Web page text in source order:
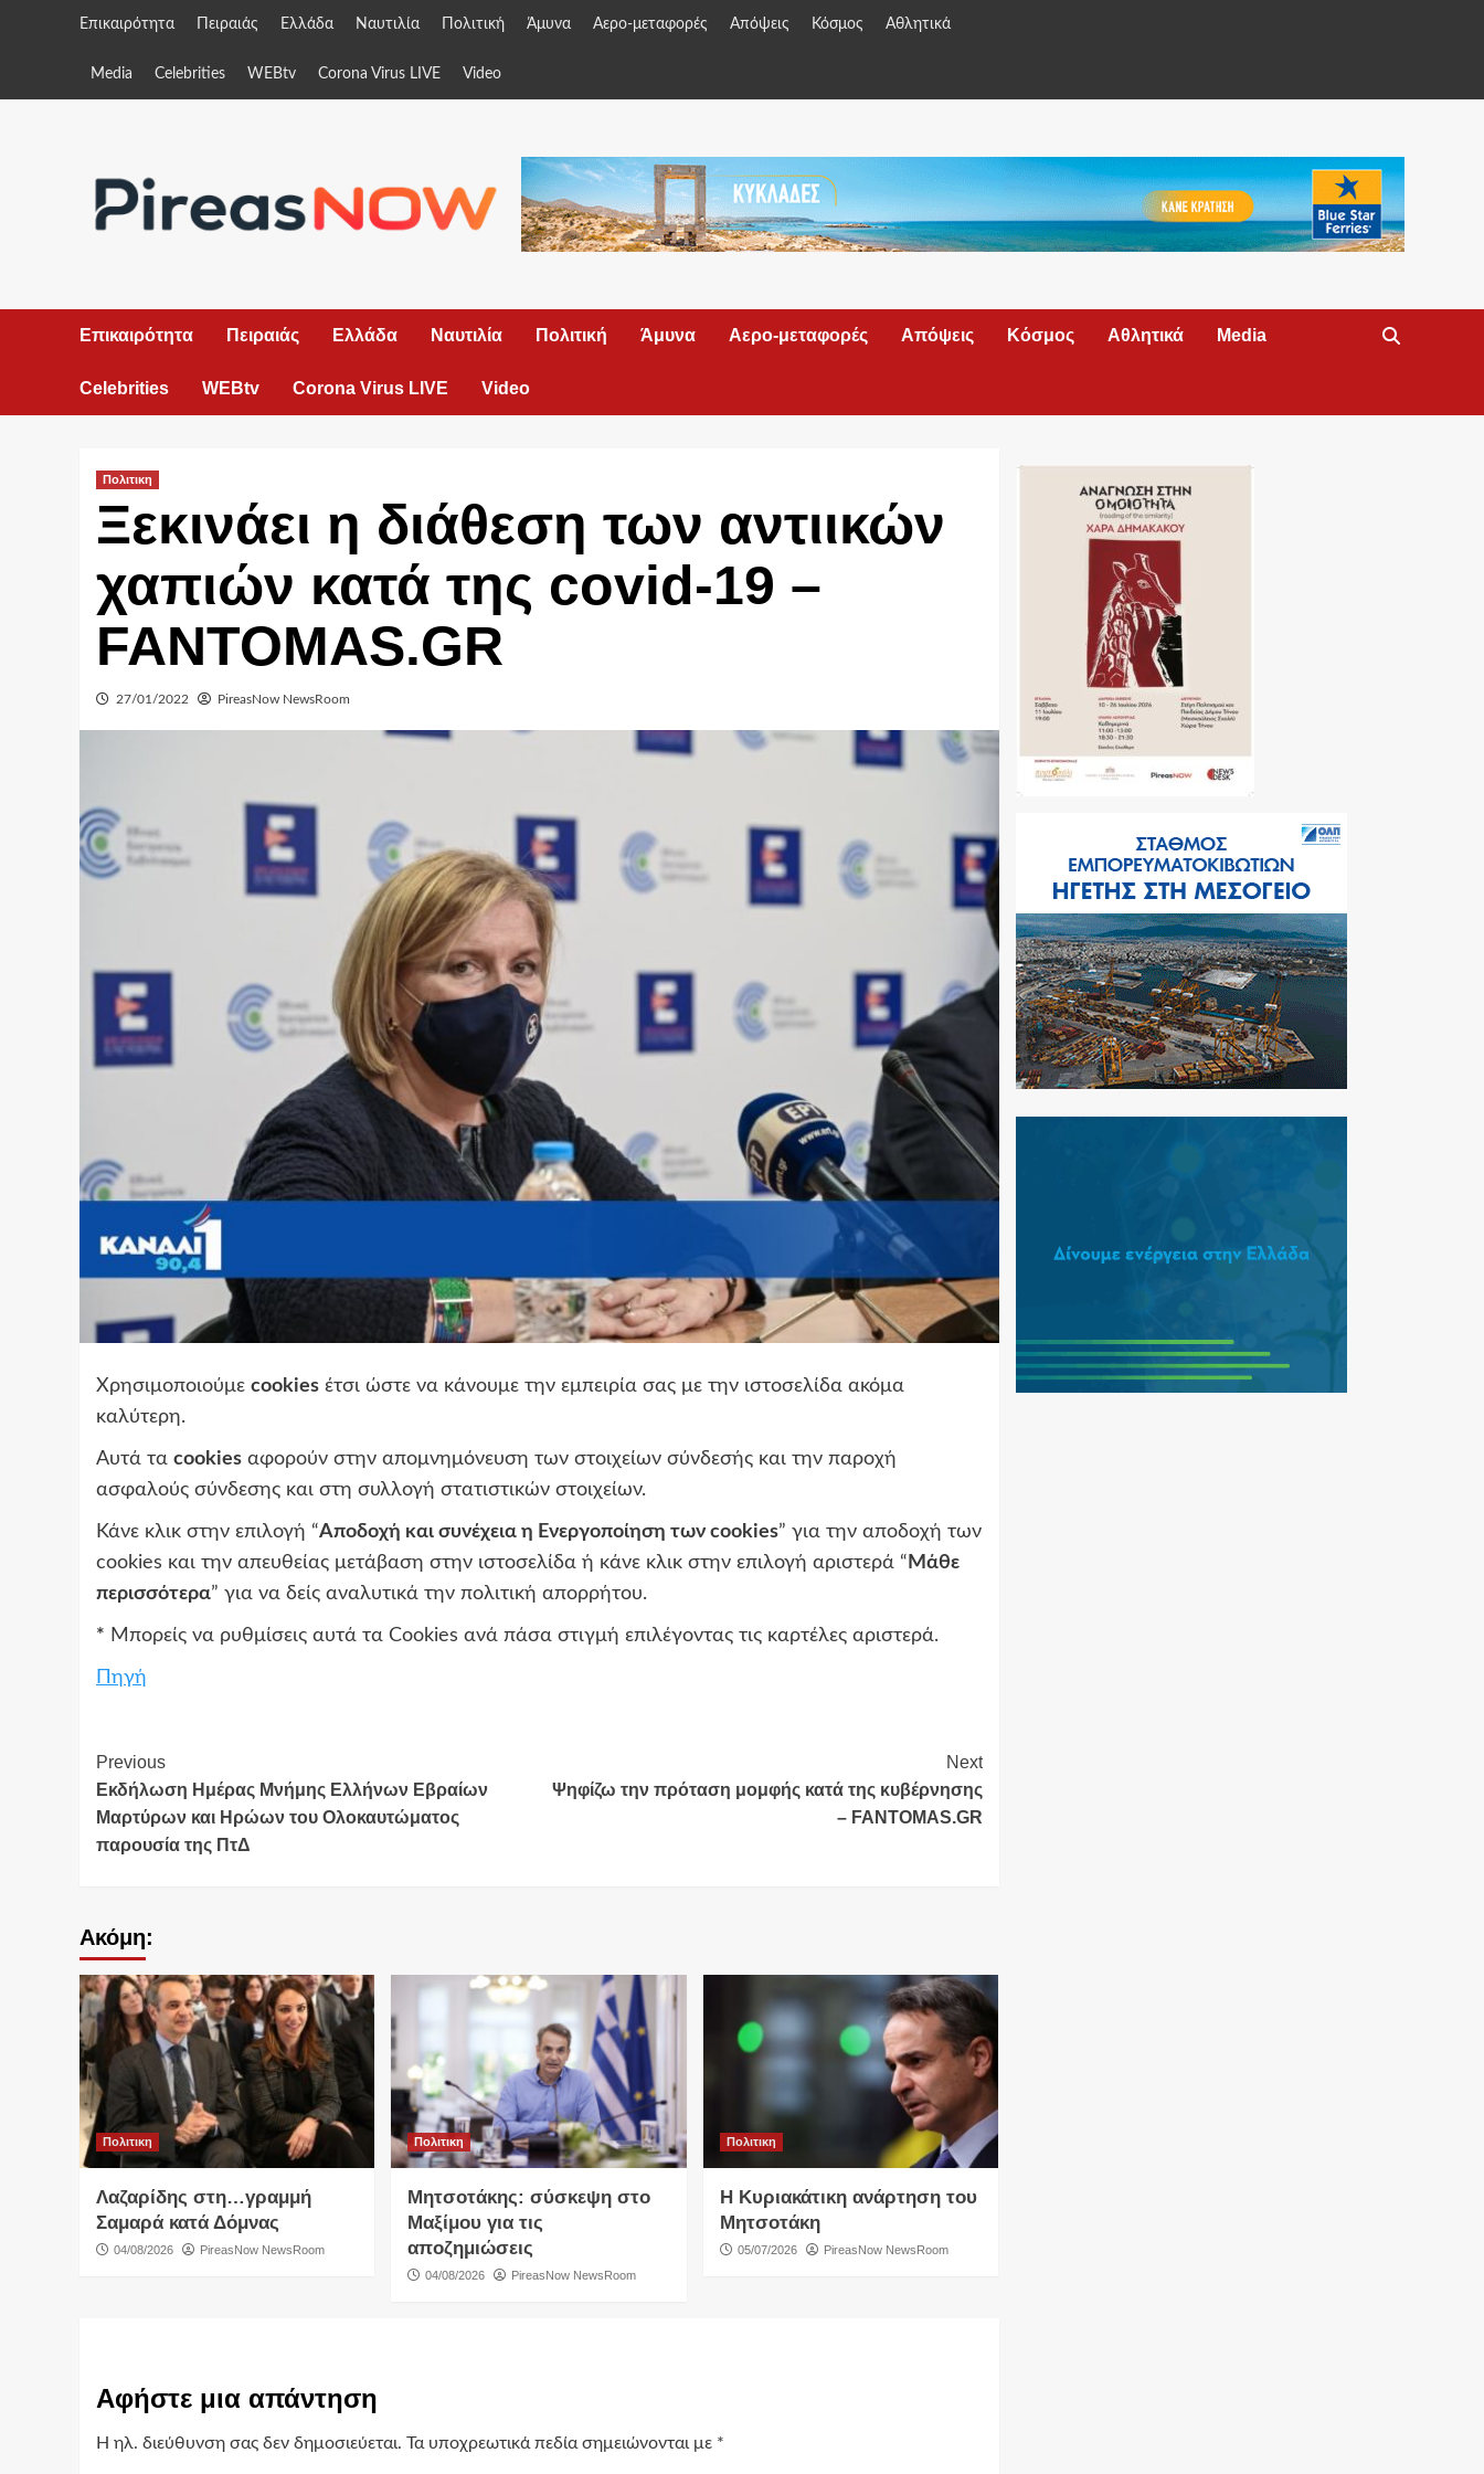
Επικαιρότητα Πειραιάς Ελλάδα Ναυτιλία Πολιτική Άμυνα Αερο-μεταφορές Απόψεις Κόσμος Αθλητικά
Media Celebrities WEBtv Corona Virus LIVE Video
Επικαιρότητα Πειραιάς Ελλάδα Ναυτιλία Πολιτική Άμυνα Αερο-μεταφορές Απόψεις Κόσμος Αθλητικά Media
Celebrities WEBtv Corona Virus LIVE Video
Πολιτικη
Ξεκινάει η διάθεση των αντιικών
χαπιών κατά της covid-19 –
FANTOMAS.GR
27/01/2022 PireasNow NewsRoom
Χρησιμοποιούμε cookies έτσι ώστε να κάνουμε την εμπειρία σας με την ιστοσελίδα ακόμα
καλύτερη.
Αυτά τα cookies αφορούν στην απομνημόνευση των στοιχείων σύνδεσής και την παροχή
ασφαλούς σύνδεσης και στη συλλογή στατιστικών στοιχείων.
Κάνε κλικ στην επιλογή “Αποδοχή και συνέχεια η Ενεργοποίηση των cookies” για την αποδοχή των
cookies και την απευθείας μετάβαση στην ιστοσελίδα ή κάνε κλικ στην επιλογή αριστερά “ Μάθε
περισσότερα” για να δείς αναλυτικά την πολιτική απορρήτου.
* Μπορείς να ρυθμίσεις αυτά τα Cookies ανά πάσα στιγμή επιλέγοντας τις καρτέλες αριστερά.
Πηγή
Continue
Reading
Previous
Εκδήλωση Ημέρας Μνήμης Ελλήνων Εβραίων
Μαρτύρων και Ηρώων του Ολοκαυτώματος
παρουσία της ΠτΔ
Next
Ψηφίζω την πρόταση μομφής κατά της κυβέρνησης
– FANTOMAS.GR
Ακόμη:
Πολιτικη
Λαζαρίδης στη…γραμμή
Σαμαρά κατά Δόμνας
04/08/2026 PireasNow NewsRoom
Πολιτικη
Μητσοτάκης: σύσκεψη στο
Μαξίμου για τις
αποζημιώσεις
04/08/2026 PireasNow NewsRoom
Πολιτικη
Η Κυριακάτικη ανάρτηση του
Μητσοτάκη
05/07/2026 PireasNow NewsRoom
Αφήστε μια απάντηση
Η ηλ. διεύθυνση σας δεν δημοσιεύεται. Τα υποχρεωτικά πεδία σημειώνονται με *